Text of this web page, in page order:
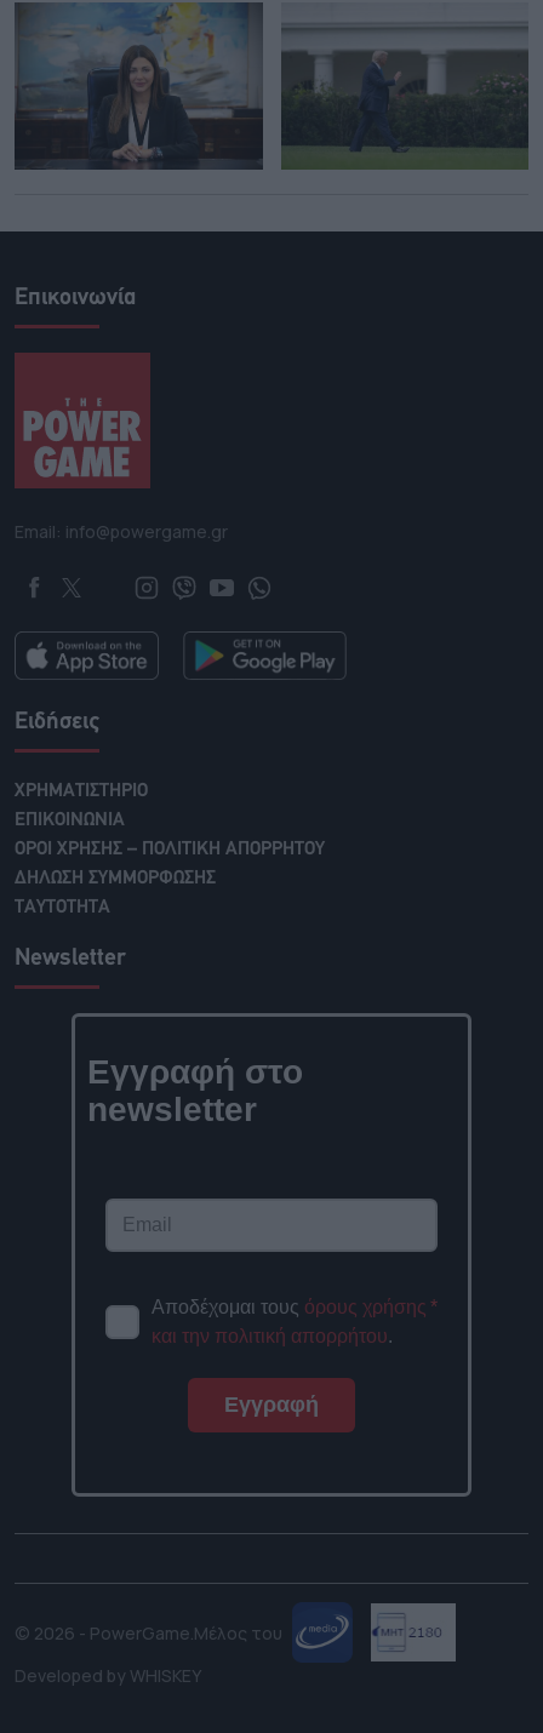
Επικοινωνία
Email: info@powergame.gr
Ειδήσεις
ΧΡΗΜΑΤΙΣΤΗΡΙΟ
ΕΠΙΚΟΙΝΩΝΙΑ
ΟΡΟΙ ΧΡΗΣΗΣ – ΠΟΛΙΤΙΚΗ ΑΠΟΡΡΗΤΟΥ
ΔΗΛΩΣΗ ΣΥΜΜΟΡΦΩΣΗΣ
ΤΑΥΤΟΤΗΤΑ
Newsletter
Εγγραφή στο
newsletter
Αποδέχομαι τους όρους χρήσης
και την πολιτική απορρήτου.
*
Εγγραφή
© 2026 - PowerGame. Μέλος του
Developed by WHISKEY